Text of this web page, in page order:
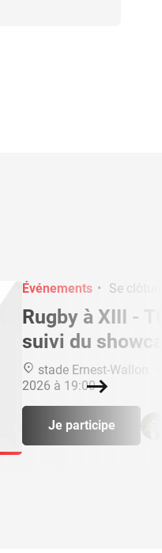
Événements • Se
Rugby à XIII -
suivi du
stade Ernest-Wallon
2026 à 19:00
Je participe
Suivant